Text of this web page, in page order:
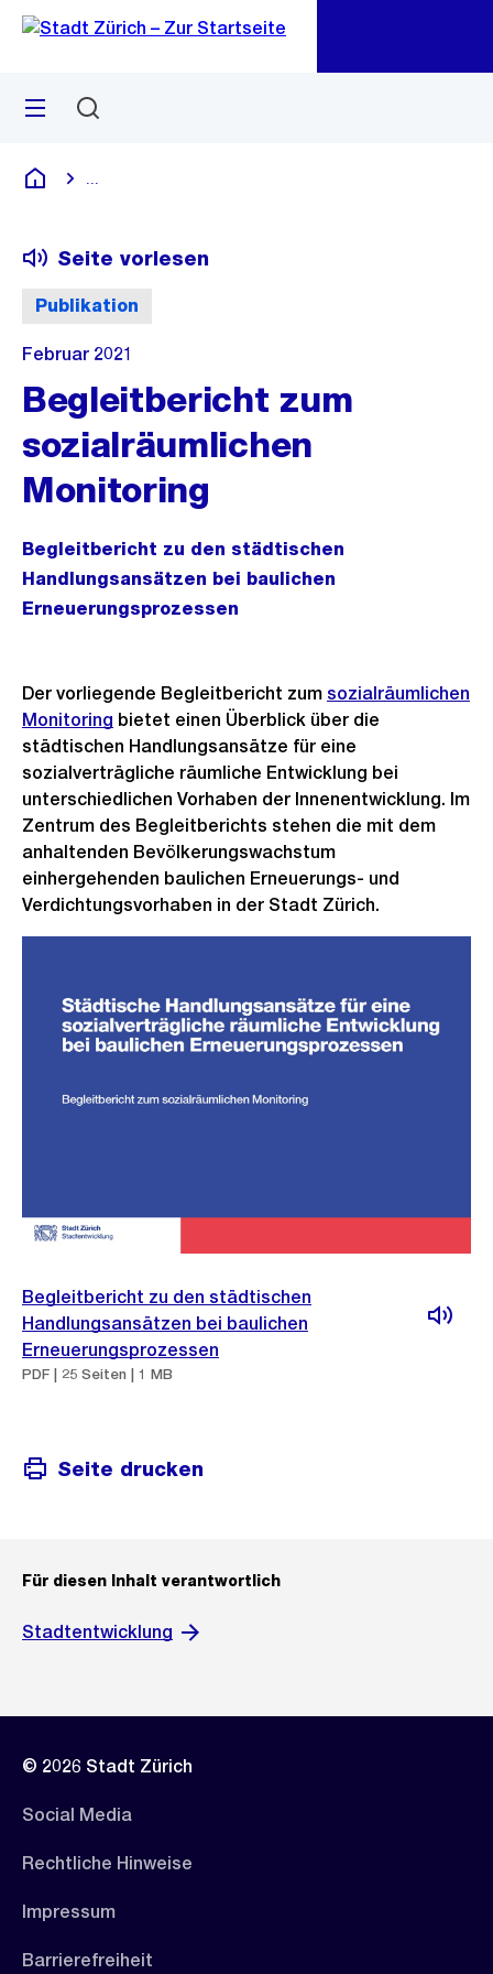
Navigation
Sprunglink
Menü
Deutsch
Publikation
Seite vorlesen
Februar 2021
Begleitbericht zum
sozialräumlichen
Monitoring
Begleitbericht zu den städtischen
Handlungsansätzen bei baulichen
Erneuerungsprozessen
Der vorliegende Begleitbericht zum sozialräumlichen
Monitoring bietet einen Überblick über die
städtischen Handlungsansätze für eine
sozialverträgliche räumliche Entwicklung bei
unterschiedlichen Vorhaben der Innenentwicklung. Im
Zentrum des Begleitberichts stehen die mit dem
anhaltenden Bevölkerungswachstum
einhergehenden baulichen Erneuerungs- und
Verdichtungsvorhaben in der Stadt Zürich.
Begleitbericht zu den städtischen
Handlungsansätzen bei baulichen
Erneuerungsprozessen
PDF | 25 Seiten | 1 MB
Seite drucken
Für diesen Inhalt verantwortlich
Stadtentwicklung
© 2026 Stadt Zürich
Social Media
Rechtliche Hinweise
Impressum
Barrierefreiheit